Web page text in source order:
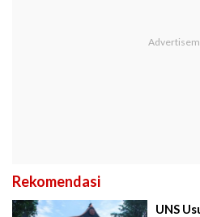
Rekomendasi
UNS